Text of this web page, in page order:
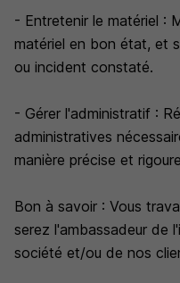
- Entretenir le matériel :
matériel en bon état, et
ou incident constaté.
- Gérer l'administratif :
administratives
manière précise et
Bon à savoir : Vous
serez l'ambassadeur de
société et/ou de nos